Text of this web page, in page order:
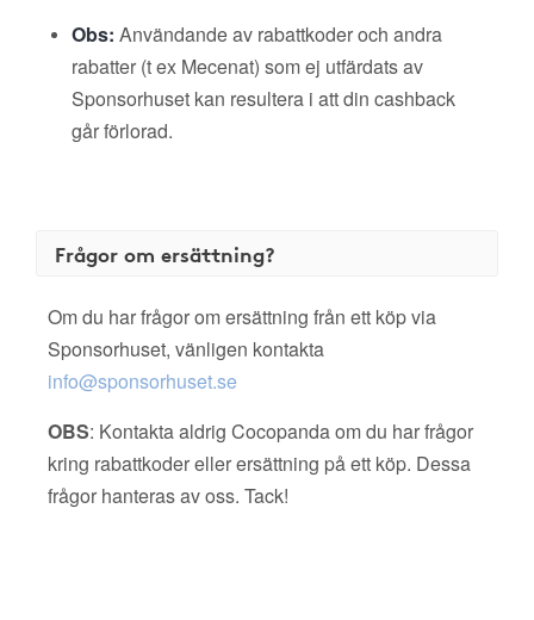
Obs: Användande av rabattkoder och andra
rabatter (t ex Mecenat) som ej utfärdats av
Sponsorhuset kan resultera i att din cashback
går förlorad.
Frågor om ersättning?
Om du har frågor om ersättning från ett köp via
Sponsorhuset, vänligen kontakta
info@sponsorhuset.se
OBS: Kontakta aldrig Cocopanda om du har frågor
kring rabattkoder eller ersättning på ett köp. Dessa
frågor hanteras av oss. Tack!